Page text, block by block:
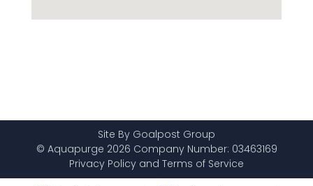
Site By Goalpost Group
© Aquapurge 2026 Company Number: 03463169
Privacy Policy and Terms of Service